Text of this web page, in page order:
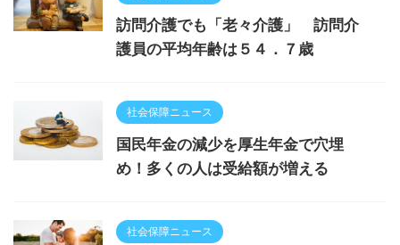
訪問介護でも「老々介護」 訪問介
護員の平均年齢は５４．７歳
社会保障ニュース
国民年金の減少を厚生年金で穴埋
め！多くの人は受給額が増える
社会保障ニュース